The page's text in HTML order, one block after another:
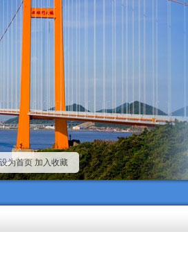
设为首页 加入收藏